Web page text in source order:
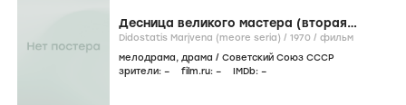
Десница великого мастера (вторая
серия)
Didostatis Marjvena (meore seria) / 1970 / фильм
мелодрама, драма / Советский Союз СССР
зрители: – film.ru: – IMDb: –